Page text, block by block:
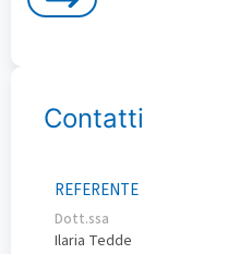
Contatti
REFERENTE
Dott.ssa
Ilaria Tedde